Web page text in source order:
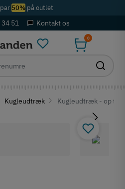
50%på outlet
51 Kontakt os
0
Kugleudtræk Kugleudtræk - op til